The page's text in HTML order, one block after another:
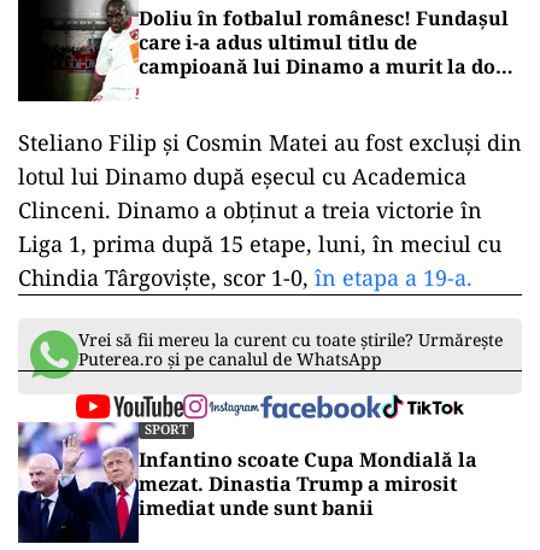
Doliu în fotbalul românesc! Fundașul
care i-a adus ultimul titlu de
campioană lui Dinamo a murit la doar
Steliano Filip și Cosmin Matei au fost excluși din
lotul lui Dinamo după eșecul cu Academica
Clinceni. Dinamo a obţinut a treia victorie în
Liga 1, prima după 15 etape, luni, în meciul cu
Chindia Târgovişte, scor 1-0, în etapa a 19-a.
Vrei să fii mereu la curent cu toate știrile? Urmărește
Puterea.ro și pe canalul de WhatsApp
SPORT
Infantino scoate Cupa Mondială la
mezat. Dinastia Trump a mirosit
imediat unde sunt banii